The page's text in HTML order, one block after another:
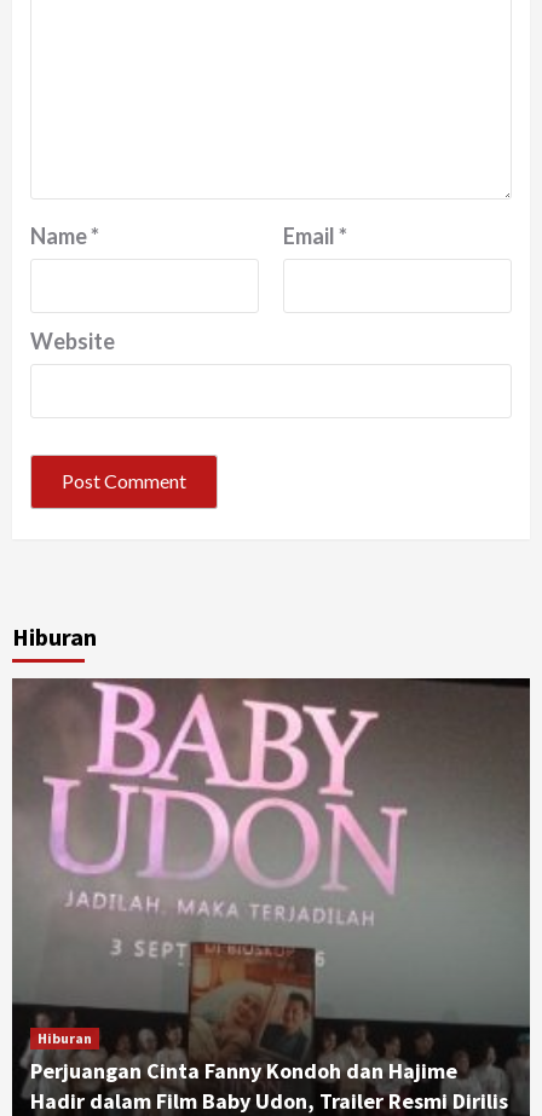
Name* Email*
Website
Hiburan
Hiburan
Perjuangan Cinta Fanny Kondoh dan Hajime
Hadir dalam Film Baby Udon, Trailer Resmi Dirilis